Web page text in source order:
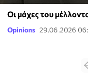
Οι μάχες του
Opinions 29.06.2026